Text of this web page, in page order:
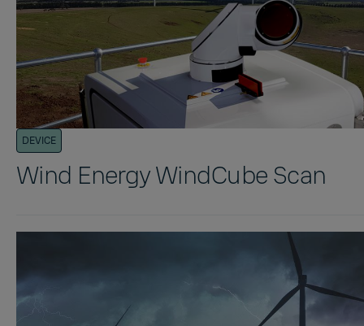
DEVICE
Wind Energy WindCube Scan